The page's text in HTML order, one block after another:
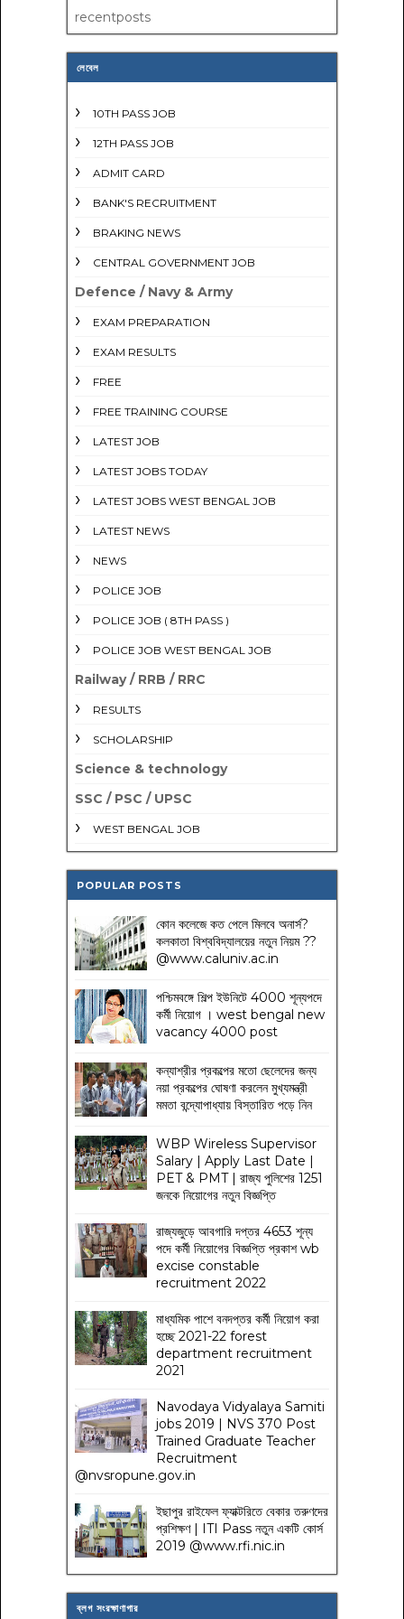
recentposts
লেবেল
10TH PASS JOB
12TH PASS JOB
ADMIT CARD
BANK'S RECRUITMENT
BRAKING NEWS
CENTRAL GOVERNMENT JOB
Defence / Navy & Army
EXAM PREPARATION
EXAM RESULTS
FREE
FREE TRAINING COURSE
LATEST JOB
LATEST JOBS TODAY
LATEST JOBS WEST BENGAL JOB
LATEST NEWS
NEWS
POLICE JOB
POLICE JOB ( 8TH PASS )
POLICE JOB WEST BENGAL JOB
Railway / RRB / RRC
RESULTS
SCHOLARSHIP
Science & technology
SSC / PSC / UPSC
WEST BENGAL JOB
POPULAR POSTS
কোন কলেজে কত পেলে মিলবে অনার্স?
কলকাতা বিশ্ববিদ্যালয়ের নতুন নিয়ম??
@www.caluniv.ac.in
পশ্চিমবঙ্গে শিল্প ইউনিটে 4000 শূন্যপদে
কর্মী নিয়োগ । west bengal new
vacancy 4000 post
কন্যাশ্রীর প্রকল্পের মতো ছেলেদের জন্য
নয়া প্রকল্পের ঘোষণা করলেন মুখ্যমন্ত্রী
মমতা বন্দ্যোপাধ্যায় বিস্তারিত পড়ে নিন
WBP Wireless Supervisor
Salary | Apply Last Date |
PET & PMT | রাজ্য পুলিশের 1251
জনকে নিয়োগের নতুন বিজ্ঞপ্তি
রাজ্যজুড়ে আবগারি দপ্তর 4653 শূন্য
পদে কর্মী নিয়োগের বিজ্ঞপ্তি প্রকাশ wb
excise constable
recruitment 2022
মাধ্যমিক পাশে বনদপ্তর কর্মী নিয়োগ করা
হচ্ছে 2021-22 forest
department recruitment
2021
Navodaya Vidyalaya Samiti
jobs 2019 | NVS 370 Post
Trained Graduate Teacher
Recruitment
@nvsropune.gov.in
ইছাপুর রাইফেল ফ্যাক্টরিতে বেকার তরুণদের
প্রশিক্ষণ | ITI Pass নতুন একটি কোর্স
2019 @www.rfi.nic.in
ব্লগ সংরক্ষাণাগার